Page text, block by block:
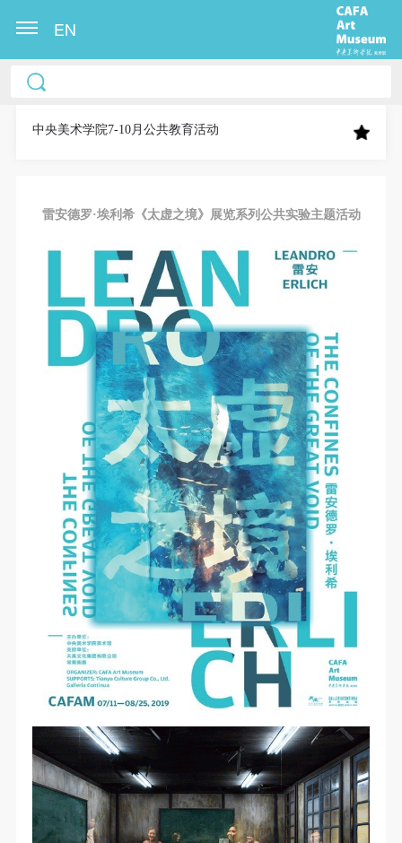
EN
中央美术学院7-10月公共教育活动
雷安德罗·埃利希《太虚之境》展览系列公共实验主题活动
中央美术学院美术馆出版授权协议书
称“CAFAM”），愿意将本人参与中央美术学院美术馆
果（如参与工作坊创作的作品）提交中央美术学院用
它数字媒体形式公开出版，并同意编入《中国知识资
源总库》《中央美术学院资料库》《中央美术学院美
术馆资料库》等相关资料、文献、档案机构和平台，
在中央美术学院中使用和在互联网上传播，同意按相
关“章程”规定享受相关权益。
中央美术学院美术馆活动安全免责协议书
本次活动公平公正、自愿参加与退出、风险与责任自
负的原则。但活动有风险，参加者应有必要的风险意
参加本次活动者必须遵守中华人民共和国的相关法
律、法规，必须遵循道德和社会公德规范，并应该具
备以人为本、团结友爱、互相帮助和助人为乐的良好
第三条
参加本次活动人员应该是成年人（具有完全民事行为
能力的人，18周岁以上）未成年人必须在成年人的陪
同下参观。
第四条
参加活动者在此次活动期间的人身安全责任自负。鼓
励参加者自行购买人身安全保险。活动中一旦出现事
故，活动中任何非事故当事人及美术馆将不承担人身
事故的任何责任，但有互相援助的义务。参加活动的
中央美术学院美术馆出版授权协议书
称“CAFAM”），愿意将本人参与中央美术学院美术馆
果（如参与工作坊创作的作品）提交中央美术学院用
它数字媒体形式公开出版，并同意编入《中国知识资
源总库》《中央美术学院资料库》《中央美术学院美
术馆资料库》等相关资料、文献、档案机构和平台，
在中央美术学院中使用和在互联网上传播，同意按相
关“章程”规定享受相关权益。
中央美术学院美术馆活动安全免责协议书
本次活动公平公正、自愿参加与退出、风险与责任自
负的原则。但活动有风险，参加者应有必要的风险意
参加本次活动者必须遵守中华人民共和国的相关法
律、法规，必须遵循道德和社会公德规范，并应该具
备以人为本、团结友爱、互相帮助和助人为乐的良好
第三条
参加本次活动人员应该是成年人（具有完全民事行为
能力的人，18周岁以上）未成年人必须在成年人的陪
同下参观。
第四条
参加活动者在此次活动期间的人身安全责任自负。鼓
励参加者自行购买人身安全保险。活动中一旦出现事
故，活动中任何非事故当事人及美术馆将不承担人身
事故的任何责任，但有互相援助的义务。参加活动的
中央美术学院美术馆出版授权协议书
称“CAFAM”），愿意将本人参与中央美术学院美术馆
果（如参与工作坊创作的作品）提交中央美术学院用
它数字媒体形式公开出版，并同意编入《中国知识资
源总库》《中央美术学院资料库》《中央美术学院美
术馆资料库》等相关资料、文献、档案机构和平台，
在中央美术学院中使用和在互联网上传播，同意按相
关“章程”规定享受相关权益。
中央美术学院美术馆活动安全免责协议书
本次活动公平公正、自愿参加与退出、风险与责任自
负的原则。但活动有风险，参加者应有必要的风险意
参加本次活动者必须遵守中华人民共和国的相关法
律、法规，必须遵循道德和社会公德规范，并应该具
备以人为本、团结友爱、互相帮助和助人为乐的良好
第三条
参加本次活动人员应该是成年人（具有完全民事行为
能力的人，18周岁以上）未成年人必须在成年人的陪
同下参观。
第四条
参加活动者在此次活动期间的人身安全责任自负。鼓
励参加者自行购买人身安全保险。活动中一旦出现事
故，活动中任何非事故当事人及美术馆将不承担人身
事故的任何责任，但有互相援助的义务。参加活动的